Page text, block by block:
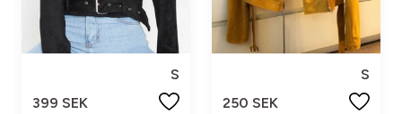
S
399 SEK
S
250 SEK